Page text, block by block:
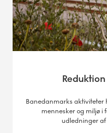
Banedanmarks aktiviteter
mennesker og miljø i
udledninger